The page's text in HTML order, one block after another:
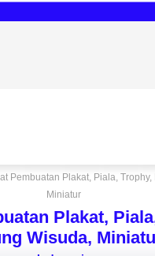
Pembuatan Plakat, Piala,
Miniatur
Plakat,
Wisuda,